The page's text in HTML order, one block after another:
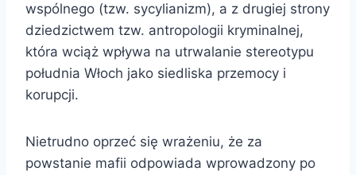
wspólnego (tzw. sycylianizm), a z drugiej strony
dziedzictwem tzw. antropologii kryminalnej,
która wciąż wpływa na utrwalanie stereotypu
południa Włoch jako siedliska przemocy i
korupcji.
Nietrudno oprzeć się wrażeniu, że za
powstanie mafii odpowiada wprowadzony po